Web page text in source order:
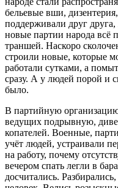
бельевые вши,
поддерживали друг
новые партии народа всё
траншей. Наскоро
строили новые, которые
работали сутками, а
сразу. А у людей порой и
было.
В партийную
ведущих подрывную,
копателей. Военные,
учёт людей, устраивали
на работу, почему
вечером спать легли в
досчитались.